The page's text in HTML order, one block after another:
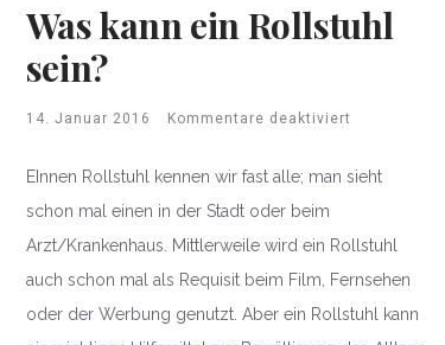
Was kann ein Rollstuhl
sein?
14. Januar 2016 Kommentare deaktiviert
EInnen Rollstuhl kennen wir fast alle; man sieht
schon mal einen in der Stadt oder beim
Arzt/Krankenhaus. Mittlerweile wird ein Rollstuhl
auch schon mal als Requisit beim Film, Fernsehen
oder der Werbung genutzt. Aber ein Rollstuhl kann